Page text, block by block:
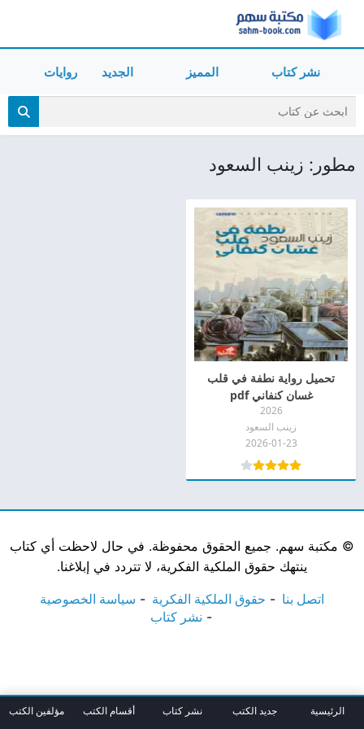
نشر كتاب المميز الجديد روايات
مطور: زينب السعود
تحميل رواية نطفة في قلب
غسان كنفاني pdf
2026
زينب السعود
2026-01-23
© مكتبة سهم. جميع الحقوق محفوظة. في حال لاحظت أي كتاب
ينتهك حقوق الملكية الفكرية، لا تتردد في إبلاغنا.
اتصل بنا حقوق الملكية الفكرية
سياسة الخصوصية
نشر كتاب
الرئيسية جديد الكتب نشر كتاب أقسام الكتب مؤلفين الكتب